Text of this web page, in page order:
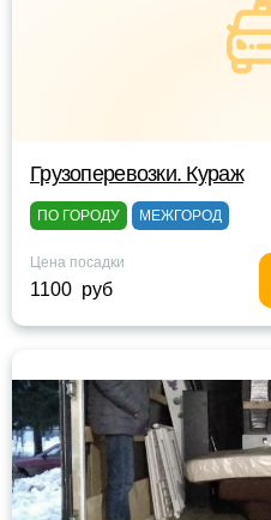
Грузоперевозки. Кураж
ПО ГОРОДУ МЕЖГОРОД
Цена посадки
1100 руб